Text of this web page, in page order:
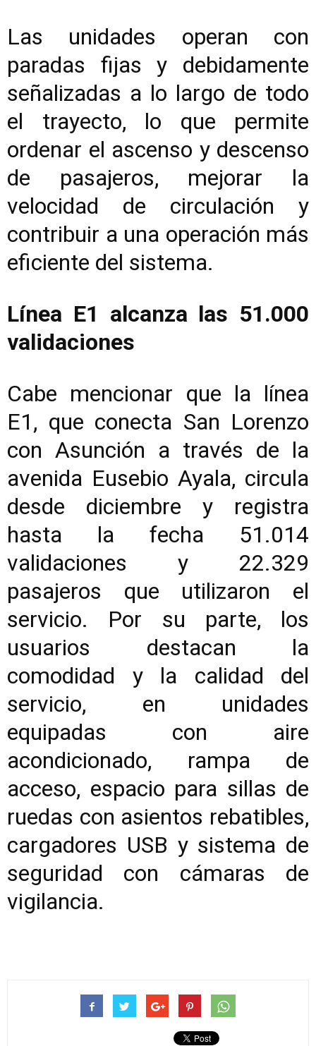
Las unidades operan con
paradas fijas y debidamente
señalizadas a lo largo de todo
el trayecto, lo que permite
ordenar el ascenso y descenso
de pasajeros, mejorar la
velocidad de circulación y
contribuir a una operación más
eficiente del sistema.
Línea E1 alcanza las 51.000
validaciones
Cabe mencionar que la línea
E1, que conecta San Lorenzo
con Asunción a través de la
avenida Eusebio Ayala, circula
desde diciembre y registra
hasta la fecha 51.014
validaciones y 22.329
pasajeros que utilizaron el
servicio. Por su parte, los
usuarios destacan la
comodidad y la calidad del
servicio, en unidades
equipadas con aire
acondicionado, rampa de
acceso, espacio para sillas de
ruedas con asientos rebatibles,
cargadores USB y sistema de
seguridad con cámaras de
vigilancia.